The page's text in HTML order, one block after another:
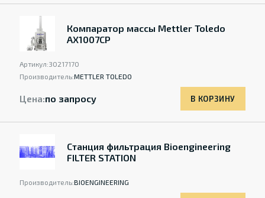
Компаратор массы Mettler Toledo
AX1007CP
Артикул:30217170
Производитель:METTLER TOLEDO
Цена:по запросу В КОРЗИНУ
Станция фильтрация Bioengineering
FILTER STATION
Производитель:BIOENGINEERING